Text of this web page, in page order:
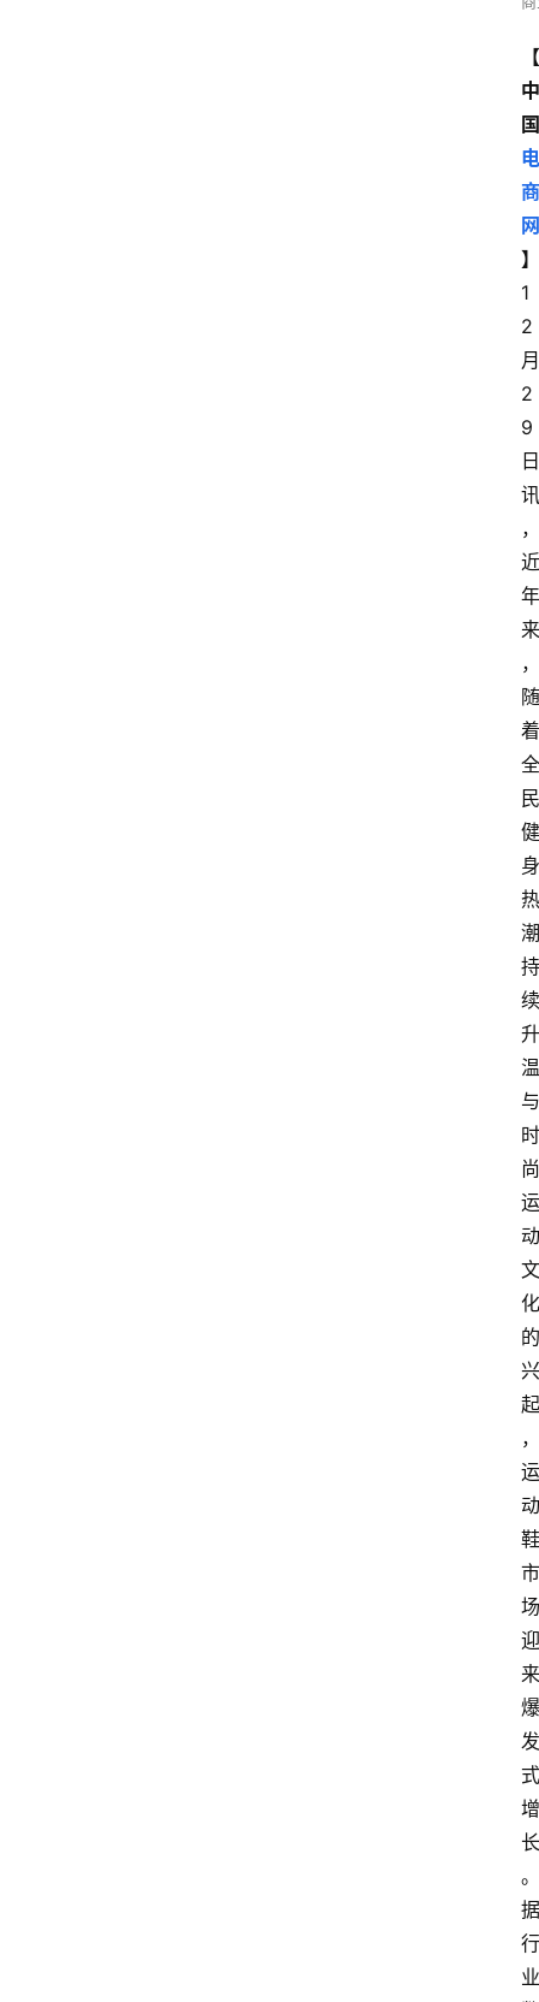
【
中
国
电
商
网
】
1
2
月
2
9
日
讯
，
近
年
来
，
随
着
全
民
健
身
热
潮
持
续
升
温
与
时
尚
运
动
文
化
的
兴
起
，
运
动
鞋
市
场
迎
来
爆
发
式
增
长
。
据
行
业